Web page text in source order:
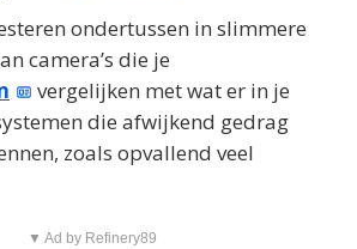
ondertussen in slimmere
camera’s die je
vergelijken met wat er in je
die afwijkend gedrag
zoals opvallend veel
▼ Ad by Refinery89